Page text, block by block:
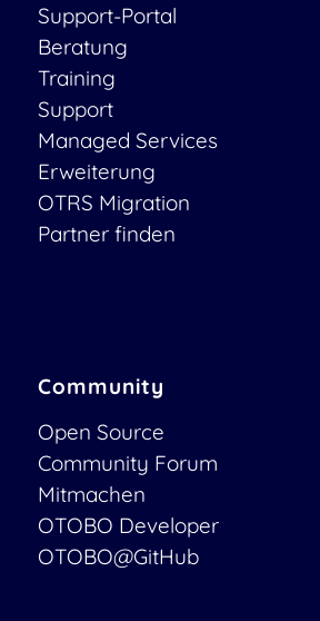
Support-Portal
Beratung
Training
Support
Managed Services
Erweiterung
OTRS Migration
Partner finden
Community
Open Source
Community Forum
Mitmachen
OTOBO Developer
OTOBO@GitHub